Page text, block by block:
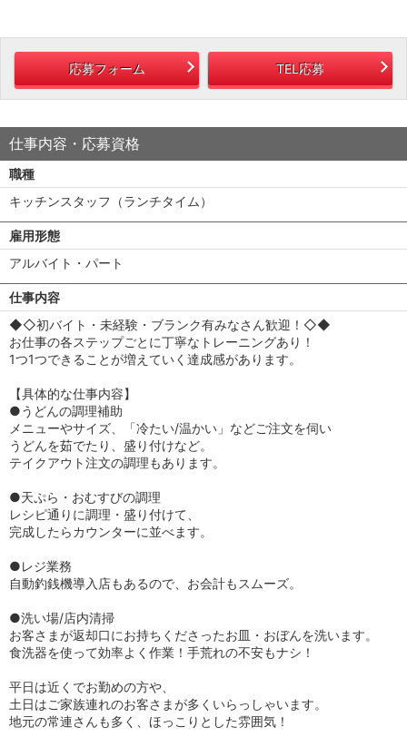
応募フォーム TEL応募
仕事内容・応募資格
職種
キッチンスタッフ（ランチタイム）
雇用形態
アルバイト・パート
仕事内容
◆◇初バイト・未経験・ブランク有みなさん歓迎！◇◆
お仕事の各ステップごとに丁寧なトレーニングあり！
1つ1つできることが増えていく達成感があります。
【具体的な仕事内容】
●うどんの調理補助
メニューやサイズ、「冷たい/温かい」などご注文を伺い
うどんを茹でたり、盛り付けなど。
テイクアウト注文の調理もあります。
●天ぷら・おむすびの調理
レシピ通りに調理・盛り付けて、
完成したらカウンターに並べます。
●レジ業務
自動釣銭機導入店もあるので、お会計もスムーズ。
●洗い場/店内清掃
お客さまが返却口にお持ちくださったお皿・おぼんを洗います。
食洗器を使って効率よく作業！手荒れの不安もナシ！
平日は近くでお勤めの方や、
土日はご家族連れのお客さまが多くいらっしゃいます。
地元の常連さんも多く、ほっこりとした雰囲気！